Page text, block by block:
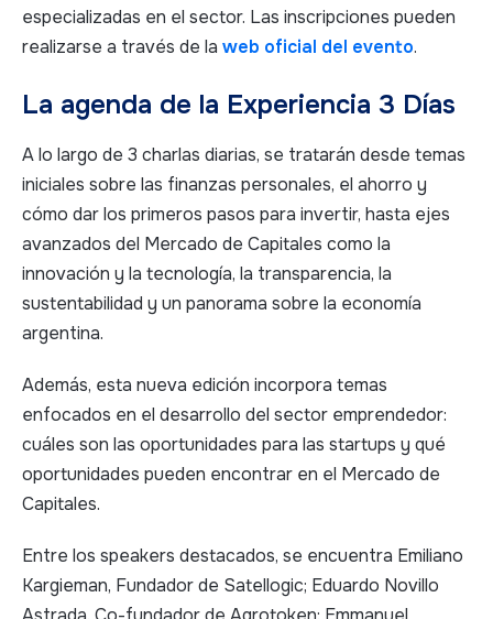
especializadas en el sector. Las inscripciones pueden
realizarse a través de la web oficial del evento.
La agenda de la Experiencia 3 Días
A lo largo de 3 charlas diarias, se tratarán desde temas
iniciales sobre las finanzas personales, el ahorro y
cómo dar los primeros pasos para invertir, hasta ejes
avanzados del Mercado de Capitales como la
innovación y la tecnología, la transparencia, la
sustentabilidad y un panorama sobre la economía
argentina.
Además, esta nueva edición incorpora temas
enfocados en el desarrollo del sector emprendedor:
cuáles son las oportunidades para las startups y qué
oportunidades pueden encontrar en el Mercado de
Capitales.
Entre los speakers destacados, se encuentra Emiliano
Kargieman, Fundador de Satellogic; Eduardo Novillo